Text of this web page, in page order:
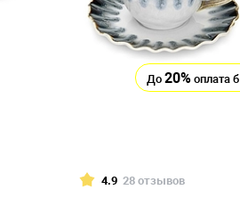
До 20% оплата
4.9 28 отзывов